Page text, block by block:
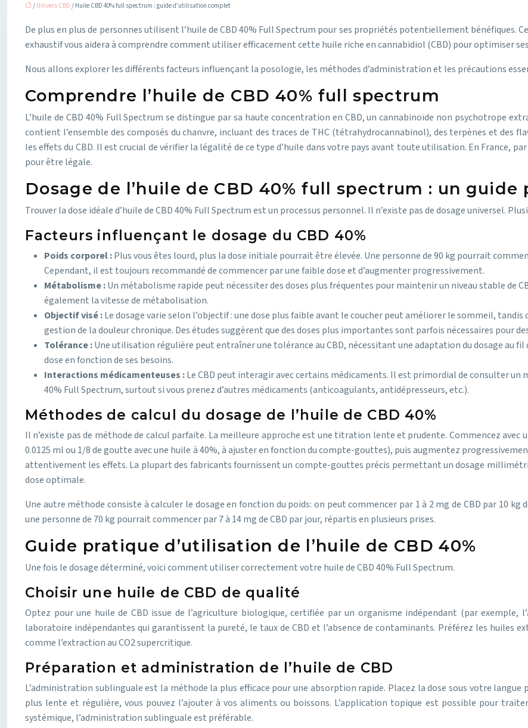
/ Univers CBD / Huile CBD 40% full spectrum : guide d’utilisation complet
De plus en plus de personnes utilisent l’huile de CBD 40% Full Spectrum pour ses propriétés potentiellement bénéfiques.
exhaustif vous aidera à comprendre comment utiliser efficacement cette huile riche en cannabidiol (CBD) pour optimiser
Nous allons explorer les différents facteurs influençant la posologie, les méthodes d’administration et les précautions
Comprendre l’huile de CBD 40% full spectrum
L’huile de CBD 40% Full Spectrum se distingue par sa haute concentration en CBD, un cannabinoïde non psychotrope
contient l’ensemble des composés du chanvre, incluant des traces de THC (tétrahydrocannabinol), des terpènes et des
les effets du CBD. Il est crucial de vérifier la légalité de ce type d’huile dans votre pays avant toute utilisation. En France,
pour être légale.
Dosage de l’huile de CBD 40% full spectrum : un guide
Trouver la dose idéale d’huile de CBD 40% Full Spectrum est un processus personnel. Il n’existe pas de dosage universel.
Facteurs influençant le dosage du CBD 40%
Poids corporel :Plus vous êtes lourd, plus la dose initiale pourrait être élevée. Une personne de 90 kg pourrait
Cependant, il est toujours recommandé de commencer par une faible dose et d’augmenter progressivement.
Métabolisme :Un métabolisme rapide peut nécessiter des doses plus fréquentes pour maintenir un niveau stable de
également la vitesse de métabolisation.
Objectif visé :Le dosage varie selon l’objectif : une dose plus faible avant le coucher peut améliorer le sommeil, tandis
gestion de la douleur chronique. Des études suggèrent que des doses plus importantes sont parfois nécessaires pour
Tolérance :Une utilisation régulière peut entraîner une tolérance au CBD, nécessitant une adaptation du dosage au
dose en fonction de ses besoins.
Interactions médicamenteuses :Le CBD peut interagir avec certains médicaments. Il est primordial de consulter un
40% Full Spectrum, surtout si vous prenez d’autres médicaments (anticoagulants, antidépresseurs, etc.).
Méthodes de calcul du dosage de l’huile de CBD 40%
Il n’existe pas de méthode de calcul parfaite. La meilleure approche est une titration lente et prudente. Commencez avec
0.0125 ml ou 1/8 de goutte avec une huile à 40%, à ajuster en fonction du compte-gouttes), puis augmentez
attentivement les effets. La plupart des fabricants fournissent un compte-gouttes précis permettant un dosage
dose optimale.
Une autre méthode consiste à calculer le dosage en fonction du poids: on peut commencer par 1 à 2 mg de CBD par 10
une personne de 70 kg pourrait commencer par 7 à 14 mg de CBD par jour, répartis en plusieurs prises.
Guide pratique d’utilisation de l’huile de CBD 40%
Une fois le dosage déterminé, voici comment utiliser correctement votre huile de CBD 40% Full Spectrum.
Choisir une huile de CBD de qualité
Optez pour une huile de CBD issue de l’agriculture biologique, certifiée par un organisme indépendant (par exemple,
laboratoire indépendantes qui garantissent la pureté, le taux de CBD et l’absence de contaminants. Préférez les huiles
comme l’extraction au CO2 supercritique.
Préparation et administration de l’huile de CBD
L’administration sublinguale est la méthode la plus efficace pour une absorption rapide. Placez la dose sous votre langue
plus lente et régulière, vous pouvez l’ajouter à vos aliments ou boissons. L’application topique est possible pour
systémique, l’administration sublinguale est préférable.